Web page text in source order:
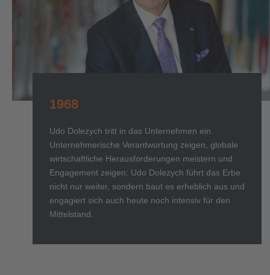
1968
Udo Dolezych tritt in das Unternehmen ein.
Unternehmerische Verantwortung zeigen, globale
wirtschaftliche Herausforderungen meistern und
Engagement zeigen: Udo Dolezych führt das Erbe
nicht nur weiter, sondern baut es erheblich aus und
engagiert sich auch heute noch intensiv für den
Mittelstand.